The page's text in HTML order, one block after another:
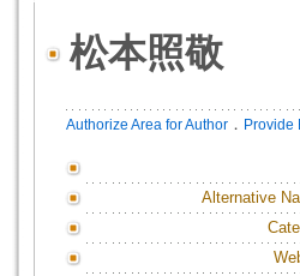
松本照敬
Authorize Area for Author ． Provide
Alternative